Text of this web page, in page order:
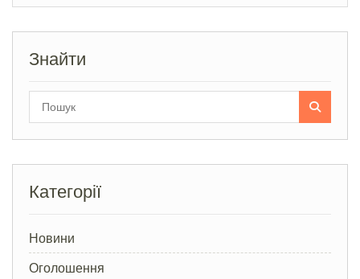
Знайти
Категорії
Новини
Оголошення